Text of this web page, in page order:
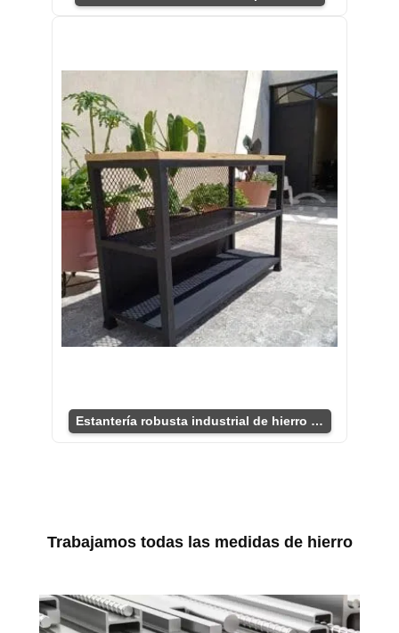
Estantería robusta industrial de hierro y madera”
Trabajamos todas las medidas de hierro